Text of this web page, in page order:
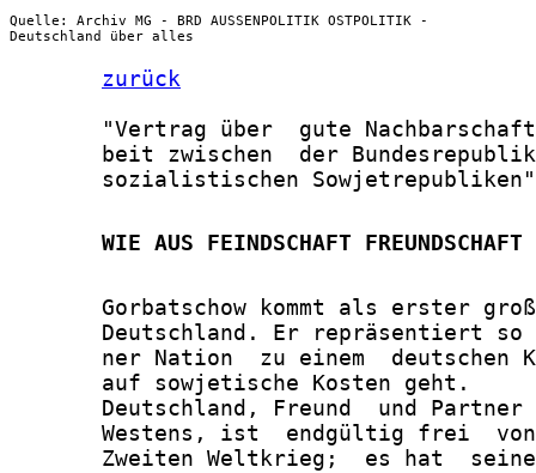
Quelle: Archiv MG - BRD AUSSENPOLITIK OSTPOLITIK -
Deutschland über alles
zurück
"Vertrag über  gute
beit zwischen  der
       sozialistischen Sowjetrepubliken"
WIE AUS FEINDSCHAFT FREUNDSCHAFT